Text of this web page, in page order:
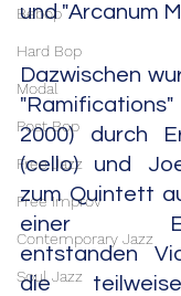
Bebop
Hard Bop
Modal
Post Bop
Free Jazz
Free Improv
Contemporary Jazz
Soul Jazz
und "Arcanum
Dazwischen
2000) durch
(cello) und
zum Quintett
einer
entstanden
die